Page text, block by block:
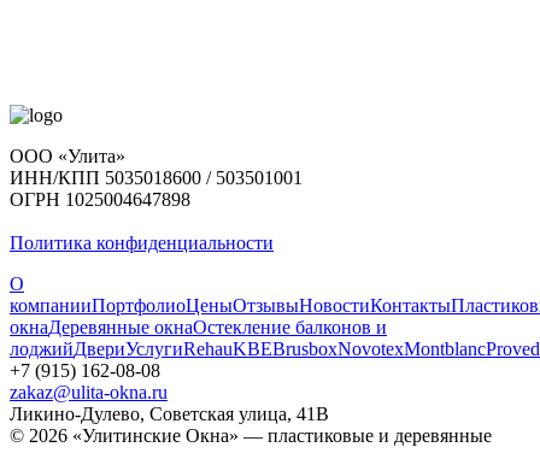
ООО «Улита»
ИНН/КПП 5035018600 / 503501001
ОГРН 1025004647898
Политика конфиденциальности
О
компанииПортфолиоЦеныОтзывыНовостиКонтакты
окнаДеревянные окнаОстекление балконов и
лоджийДвериУслугиRehauKBEBrusboxNovotexMontblanc
+7 (915) 162-08-08
zakaz@ulita-okna.ru
Ликино-Дулево, Советская улица, 41В
© 2026 «Улитинские Окна» — пластиковые и деревянные